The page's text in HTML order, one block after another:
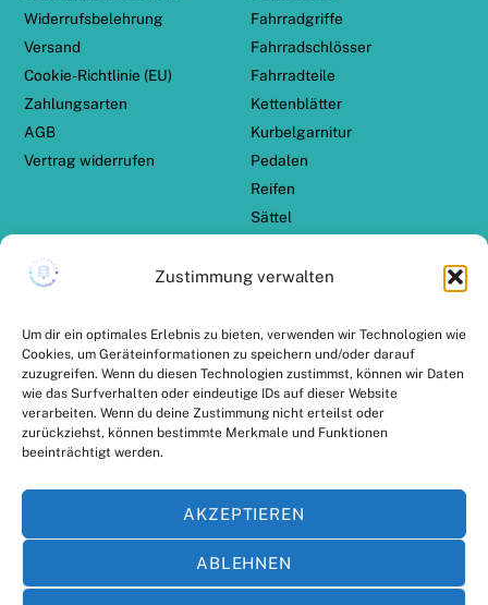
Zustimmung verwalten
Um dir ein optimales Erlebnis zu bieten, verwenden wir Technologien wie
Cookies, um Geräteinformationen zu speichern und/oder darauf
zuzugreifen. Wenn du diesen Technologien zustimmst, können wir Daten
wie das Surfverhalten oder eindeutige IDs auf dieser Website
verarbeiten. Wenn du deine Zustimmung nicht erteilst oder
zurückziehst, können bestimmte Merkmale und Funktionen
beeinträchtigt werden.
AKZEPTIEREN
ABLEHNEN
Widerrufsbelehrung
Versand
Cookie-Richtlinie (EU)
Zahlungsarten
AGB
Vertrag widerrufen
Fahrradgriffe
Fahrradschlösser
Fahrradteile
Kettenblätter
Kurbelgarnitur
Pedalen
Reifen
Sättel
Schaltwerk
TERN Zubehör
ZAHLUNGSARTEN VERSANDPARTNER